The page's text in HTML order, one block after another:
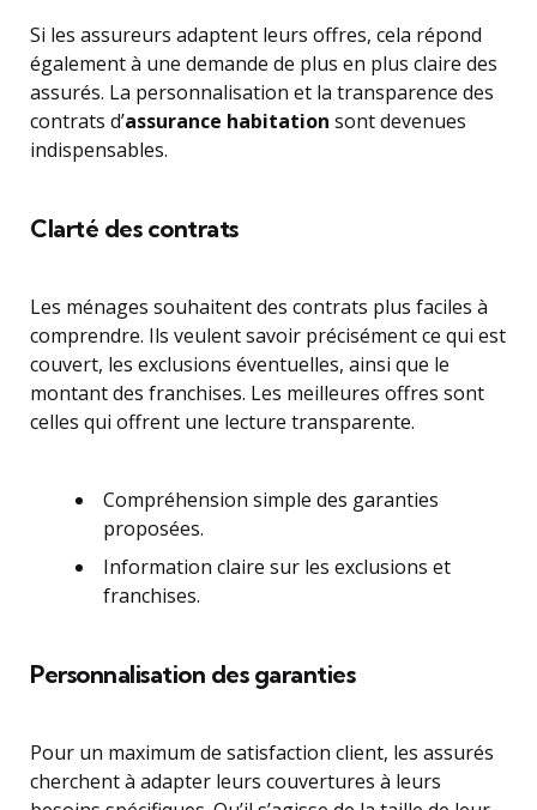
Si les assureurs adaptent leurs offres, cela répond
également à une demande de plus en plus claire des
assurés. La personnalisation et la transparence des
contrats d’assurance habitation sont devenues
indispensables.
Clarté des contrats
Les ménages souhaitent des contrats plus faciles à
comprendre. Ils veulent savoir précisément ce qui est
couvert, les exclusions éventuelles, ainsi que le
montant des franchises. Les meilleures offres sont
celles qui offrent une lecture transparente.
Compréhension simple des garanties
proposées.
Information claire sur les exclusions et
franchises.
Personnalisation des garanties
Pour un maximum de satisfaction client, les assurés
cherchent à adapter leurs couvertures à leurs